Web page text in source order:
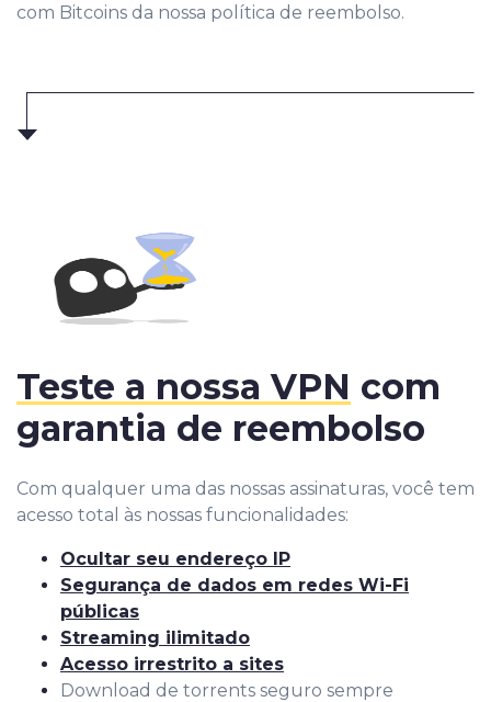
com Bitcoins da nossa política de reembolso.
Teste a nossa VPN com
garantia de reembolso
Com qualquer uma das nossas assinaturas, você tem
acesso total às nossas funcionalidades:
Ocultar seu endereço IP
Segurança de dados em redes Wi-Fi
públicas
Streaming ilimitado
Acesso irrestrito a sites
Download de torrents seguro sempre